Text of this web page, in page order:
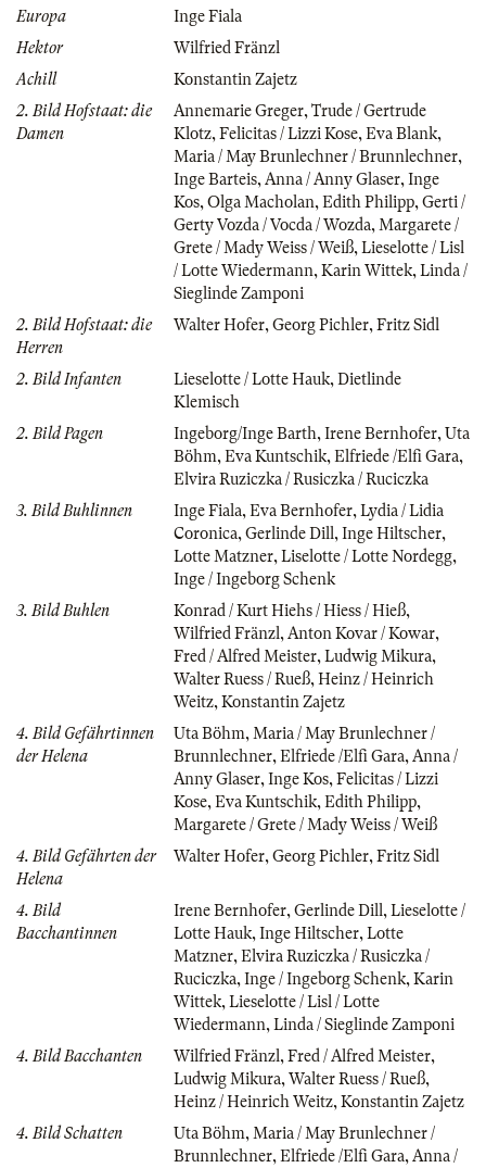
Europa
Inge Fiala
Hektor
Wilfried Fränzl
Achill
Konstantin Zajetz
2. Bild Hofstaat: die
Damen
Annemarie Greger, Trude / Gertrude
Klotz, Felicitas / Lizzi Kose, Eva Blank,
Maria / May Brunlechner / Brunnlechner,
Inge Barteis, Anna / Anny Glaser, Inge
Kos, Olga Macholan, Edith Philipp, Gerti /
Gerty Vozda / Vocda / Wozda, Margarete /
Grete / Mady Weiss / Weiß, Lieselotte / Lisl
/ Lotte Wiedermann, Karin Wittek, Linda /
Sieglinde Zamponi
2. Bild Hofstaat: die
Herren
Walter Hofer, Georg Pichler, Fritz Sidl
2. Bild Infanten Lieselotte / Lotte Hauk, Dietlinde
Klemisch
2. Bild Pagen
Ingeborg/Inge Barth, Irene Bernhofer, Uta
Böhm, Eva Kuntschik, Elfriede /Elfi Gara,
Elvira Ruziczka / Rusiczka / Ruciczka
3. Bild Buhlinnen
Inge Fiala, Eva Bernhofer, Lydia / Lidia
Coronica, Gerlinde Dill , Inge Hiltscher,
Lotte Matzner, Liselotte / Lotte Nordegg,
Inge / Ingeborg Schenk
3. Bild Buhlen
Konrad / Kurt Hiehs / Hiess / Hieß,
Wilfried Fränzl , Anton Kovar / Kowar,
Fred / Alfred Meister, Ludwig Mikura,
Walter Ruess / Rueß, Heinz / Heinrich
Weitz, Konstantin Zajetz
4. Bild Gefährtinnen
der Helena
Uta Böhm, Maria / May Brunlechner /
Brunnlechner, Elfriede /Elfi Gara, Anna /
Anny Glaser, Inge Kos, Felicitas / Lizzi
Kose, Eva Kuntschik, Edith Philipp,
Margarete / Grete / Mady Weiss / Weiß
4. Bild Gefährten der
Helena
Walter Hofer, Georg Pichler, Fritz Sidl
4. Bild
Bacchantinnen
Irene Bernhofer, Gerlinde Dill , Lieselotte /
Lotte Hauk, Inge Hiltscher, Lotte
Matzner, Elvira Ruziczka / Rusiczka /
Ruciczka, Inge / Ingeborg Schenk, Karin
Wittek, Lieselotte / Lisl / Lotte
Wiedermann, Linda / Sieglinde Zamponi
4. Bild Bacchanten
Wilfried Fränzl , Fred / Alfred Meister,
Ludwig Mikura, Walter Ruess / Rueß,
Heinz / Heinrich Weitz, Konstantin Zajetz
4. Bild Schatten
Uta Böhm, Maria / May Brunlechner /
Brunnlechner, Elfriede /Elfi Gara, Anna /